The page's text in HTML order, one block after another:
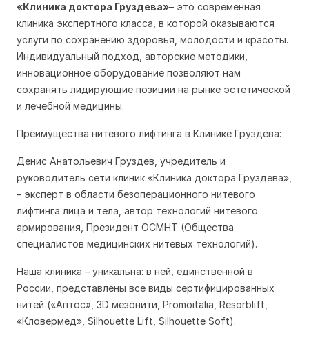
«Клиника доктора Груздева»– это современная
клиника экспертного класса, в которой оказываются
услуги по сохранению здоровья, молодости и красоты.
Индивидуальный подход, авторские методики,
инновационное оборудование позволяют нам
сохранять лидирующие позиции на рынке эстетической
и лечебной медицины.
Преимущества нитевого лифтинга в Клинике Груздева:
Денис Анатольевич Груздев, учредитель и
руководитель сети клиник «Клиника доктора Груздева»,
– эксперт в области безоперационного нитевого
лифтинга лица и тела, автор технологий нитевого
армирования, Президент ОСМНТ (Общества
специалистов медицинских нитевых технологий).
Наша клиника – уникальна: в ней, единственной в
России, представлены все виды сертифицированных
нитей («Аптос», 3D мезонити, Promoitalia, Resorblift,
«Кловермед», Silhouette Lift, Silhouette Soft).